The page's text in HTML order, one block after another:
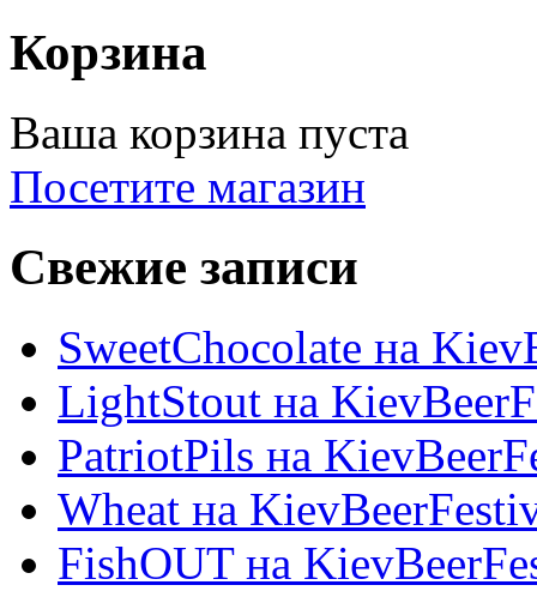
Корзина
Ваша корзина пуста
Посетите магазин
Свежие записи
SweetChocolate на
LightStout на
PatriotPils на
Wheat на
FishOUT на